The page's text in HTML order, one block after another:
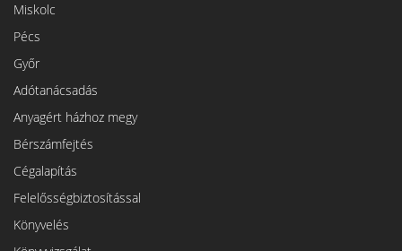
Miskolc
Pécs
Győr
Adótanácsadás
Anyagért házhoz megy
Bérszámfejtés
Cégalapítás
Felelősségbiztosítással
Könyvelés